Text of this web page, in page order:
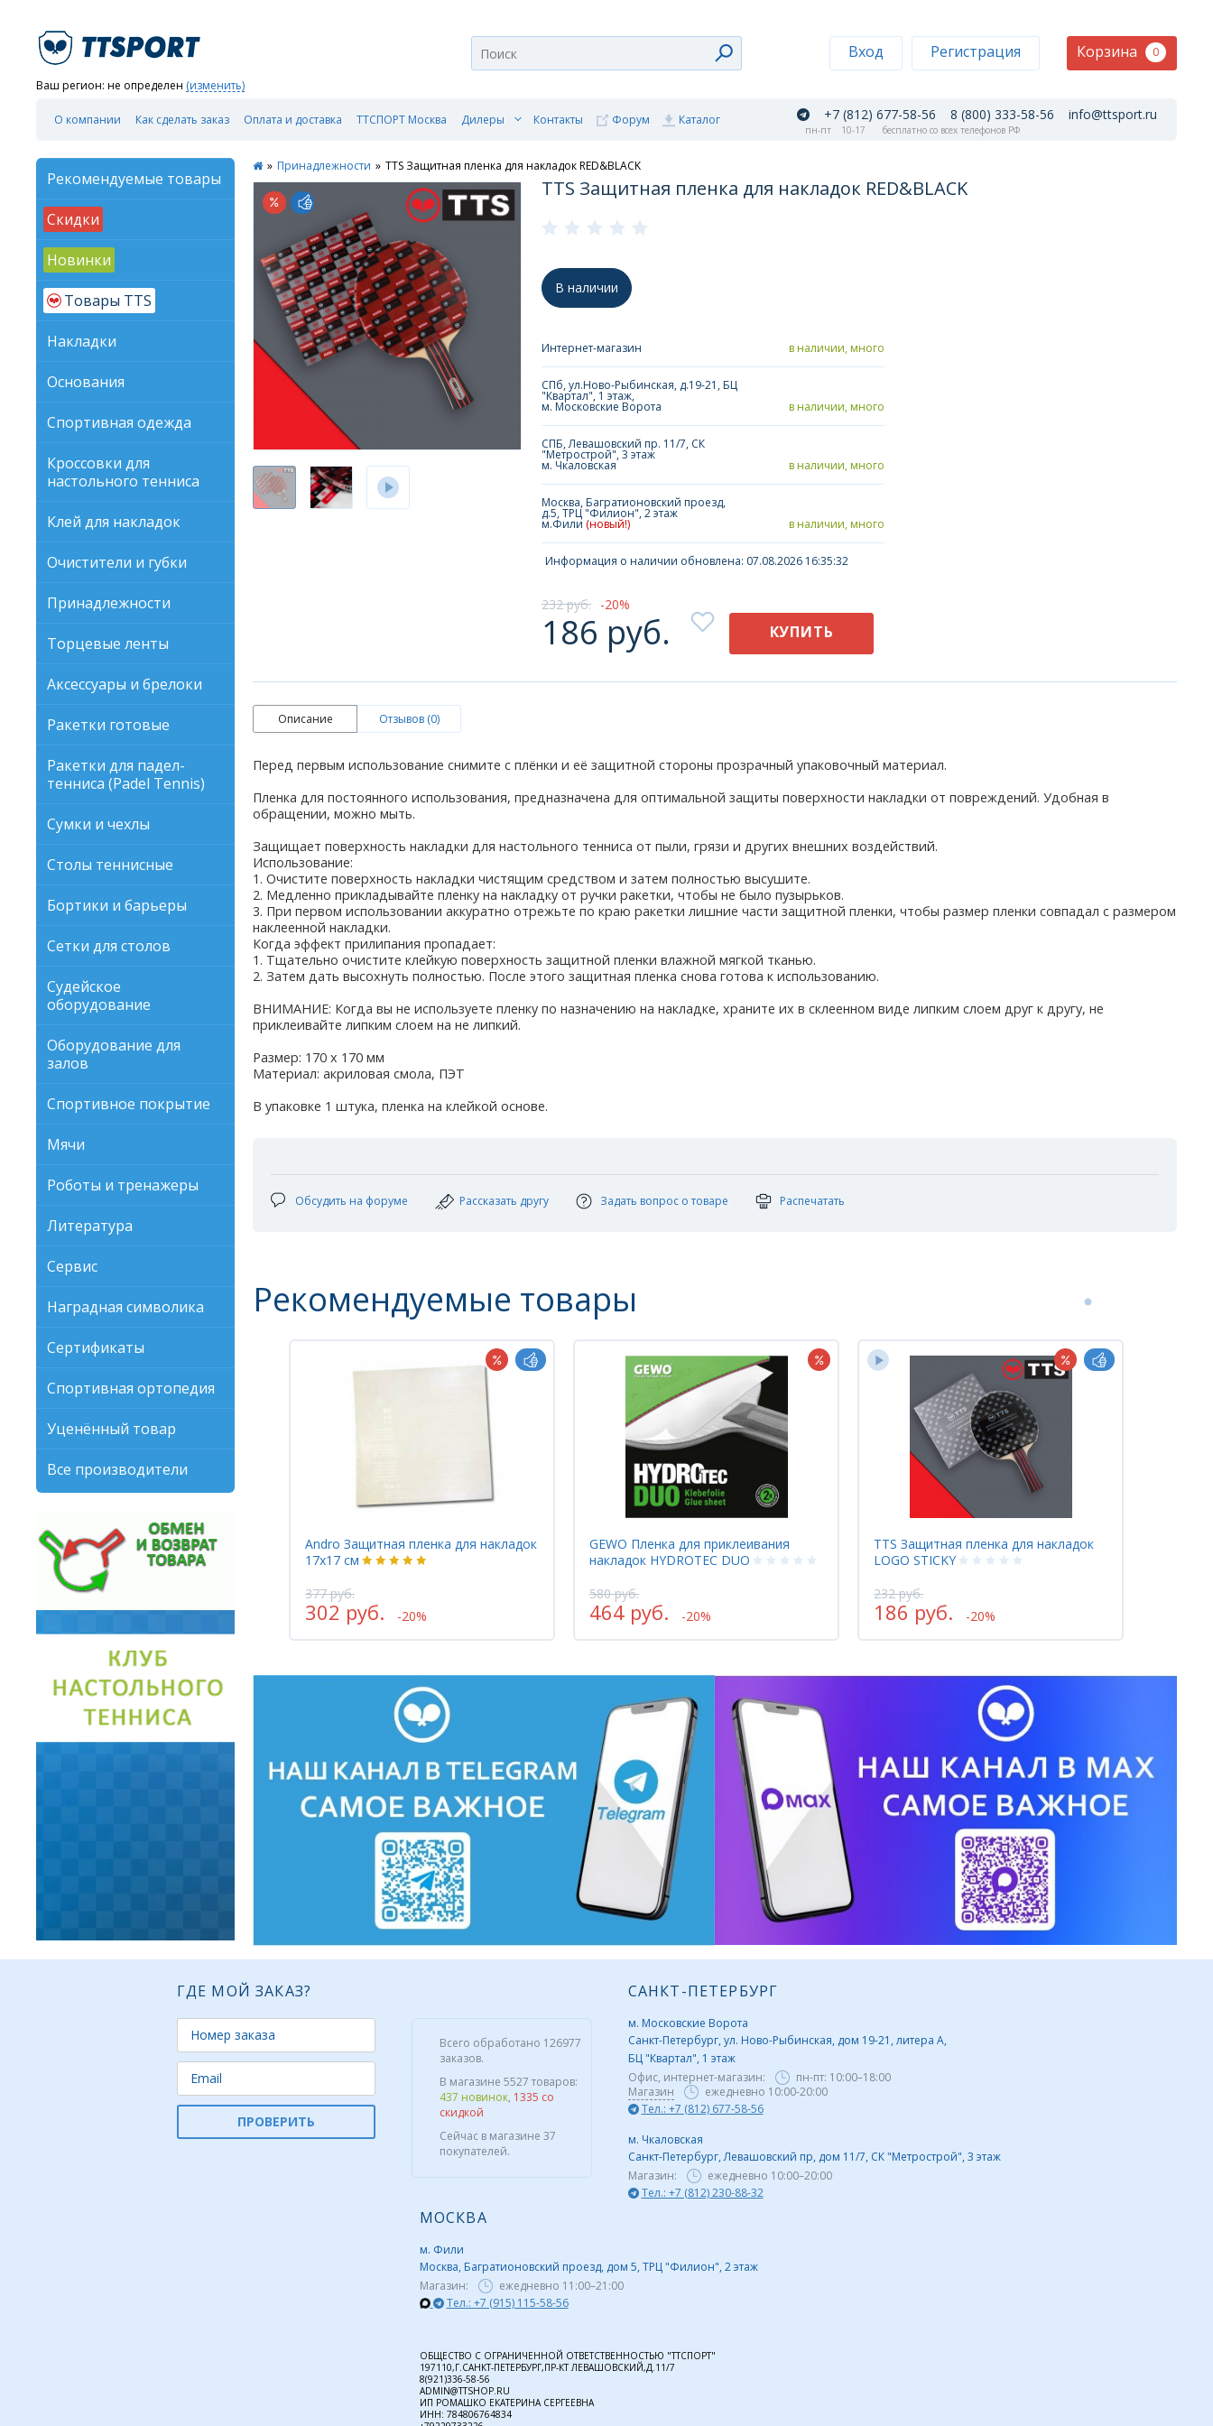
Ваш регион: не определен (изменить)
Вход Регистрация Корзина 0
О компании Как сделать заказ Оплата и доставка ТТСПОРТ Москва Дилеры Контакты Форум Каталог +7 (812) 677-58-56 8 (800) 333-58-56 info@ttsport.ru
пн-пт 10-17 бесплатно со всех телефонов РФ
Рекомендуемые товары
Скидки
Новинки
Товары TTS
Накладки
Основания
Спортивная одежда
Кроссовки для
настольного тенниса
Клей для накладок
Очистители и губки
Принадлежности
Торцевые ленты
Аксессуары и брелоки
Ракетки готовые
Ракетки для падел-
тенниса (Padel Tennis)
Сумки и чехлы
Столы теннисные
Бортики и барьеры
Сетки для столов
Судейское
оборудование
Оборудование для
залов
Спортивное покрытие
Мячи
Роботы и тренажеры
Литература
Сервис
Наградная символика
Сертификаты
Спортивная ортопедия
Уценённый товар
Все производители
» Принадлежности » TTS Защитная пленка для накладок RED&BLACK
TTS Защитная пленка для накладок RED&BLACK
В наличии
Интернет-магазин в наличии, много
СПб, ул.Ново-Рыбинская, д.19-21, БЦ
"Квартал", 1 этаж,
м. Московские Ворота в наличии, много
СПБ, Левашовский пр. 11/7, СК
"Метрострой", 3 этаж
м. Чкаловская в наличии, много
Москва, Багратионовский проезд,
д.5, ТРЦ "Филион", 2 этаж
м.Фили (новый!) в наличии, много
Информация о наличии обновлена: 07.08.2026 16:35:32
232 руб. 20
186 руб. КУПИТЬ
Описание Отзывов (0)
Перед первым использование снимите с плёнки и её защитной стороны прозрачный упаковочный материал.
Пленка для постоянного использования, предназначена для оптимальной защиты поверхности накладки от повреждений. Удобная в
обращении, можно мыть.
Защищает поверхность накладки для настольного тенниса от пыли, грязи и других внешних воздействий.
Использование:
1. Очистите поверхность накладки чистящим средством и затем полностью высушите.
2. Медленно прикладывайте пленку на накладку от ручки ракетки, чтобы не было пузырьков.
3. При первом использовании аккуратно отрежьте по краю ракетки лишние части защитной пленки, чтобы размер пленки совпадал с размером
наклеенной накладки.
Когда эффект прилипания пропадает:
1. Тщательно очистите клейкую поверхность защитной пленки влажной мягкой тканью.
2. Затем дать высохнуть полностью. После этого защитная пленка снова готова к использованию.
ВНИМАНИЕ: Когда вы не используете пленку по назначению на накладке, храните их в склеенном виде липким слоем друг к другу, не
приклеивайте липким слоем на не липкий.
Размер: 170 х 170 мм
Материал: акриловая смола, ПЭТ
В упаковке 1 штука, пленка на клейкой основе.
Обсудить на форуме Рассказать другу Задать вопрос о товаре Распечатать
Рекомендуемые товары
Andro Защитная пленка для накладок
17x17 см
377 руб.
302 руб. -20%
GEWO Пленка для приклеивания
накладок HYDROTEC DUO
580 руб.
464 руб. -20%
TTS Защитная пленка для накладок
LOGO STICKY
232 руб.
186 руб. -20%
ГДЕ МОЙ ЗАКАЗ?
ПРОВЕРИТЬ
Всего обработано 126977
заказов.
В магазине 5527 товаров:
437 новинок, 1335 со
скидкой
Сейчас в магазине 37
покупателей.
САНКТ-ПЕТЕРБУРГ
м. Московские Ворота
Санкт-Петербург, ул. Ново-Рыбинская, дом 19-21, литера А,
БЦ "Квартал", 1 этаж
Офис, интернет-магазин:
пн-пт: 10:00–18:00
Магазин
ежедневно 10:00-20:00
Тел.: +7 (812) 677-58-56
м. Чкаловская
Санкт-Петербург, Левашовский пр, дом 11/7, СК "Метрострой", 3 этаж
Магазин:
ежедневно 10:00–20:00
Тел.: +7 (812) 230-88-32
МОСКВА
м. Фили
Москва, Багратионовский проезд, дом 5, ТРЦ "Филион", 2 этаж
Магазин:
ежедневно 11:00–21:00
Тел.: +7 (915) 115-58-56
ОБЩЕСТВО С ОГРАНИЧЕННОЙ ОТВЕТСТВЕННОСТЬЮ "ТТСПОРТ"
197110,Г.САНКТ-ПЕТЕРБУРГ,ПР-КТ ЛЕВАШОВСКИЙ,Д.11/7
8(921)336-58-56
ADMIN@TTSHOP.RU
ИП РОМАШКО ЕКАТЕРИНА СЕРГЕЕВНА
ИНН: 784806764834